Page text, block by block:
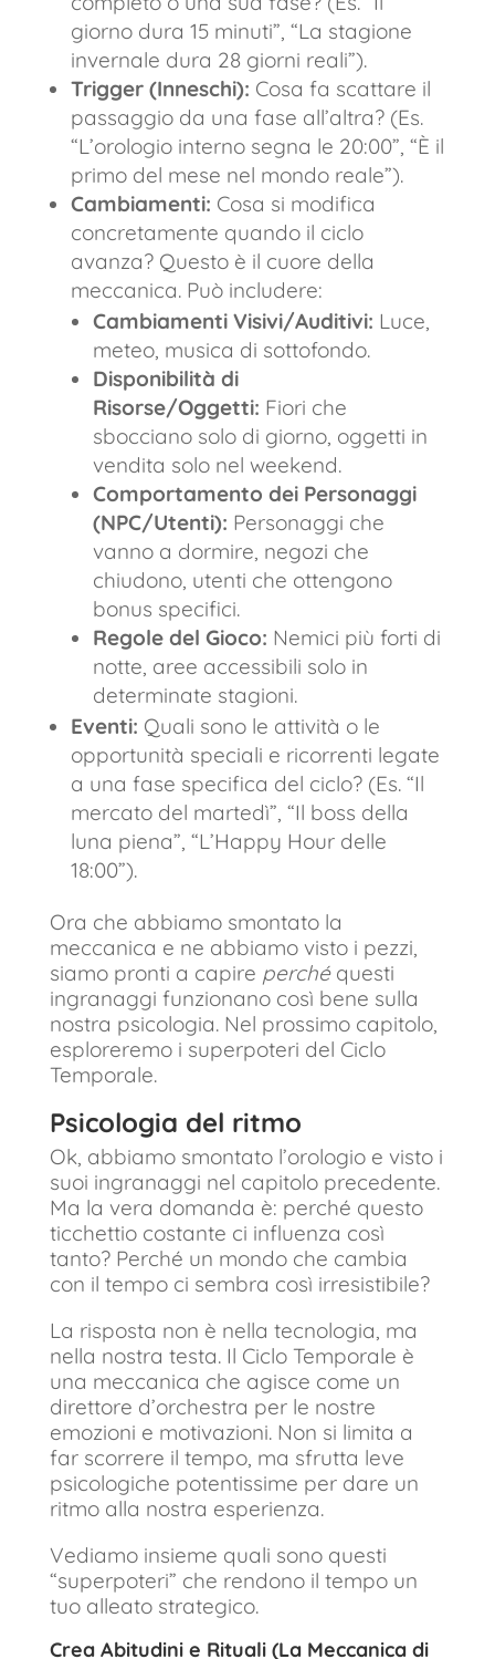
giorno dura 15 minuti”, “La stagione
invernale dura 28 giorni reali”).
Trigger (Inneschi): Cosa fa scattare il
passaggio da una fase all’altra? (Es.
“L’orologio interno segna le 20:00”, “È il
primo del mese nel mondo reale”).
Cambiamenti: Cosa si modifica
concretamente quando il ciclo
avanza? Questo è il cuore della
meccanica. Può includere:
Cambiamenti Visivi/Auditivi: Luce,
meteo, musica di sottofondo.
Disponibilità di
Risorse/Oggetti: Fiori che
sbocciano solo di giorno, oggetti in
vendita solo nel weekend.
Comportamento dei Personaggi
(NPC/Utenti): Personaggi che
vanno a dormire, negozi che
chiudono, utenti che ottengono
bonus specifici.
Regole del Gioco: Nemici più forti di
notte, aree accessibili solo in
determinate stagioni.
Eventi: Quali sono le attività o le
opportunità speciali e ricorrenti legate
a una fase specifica del ciclo? (Es. “Il
mercato del martedì”, “Il boss della
luna piena”, “L’Happy Hour delle
18:00”).
Ora che abbiamo smontato la
meccanica e ne abbiamo visto i pezzi,
siamo pronti a capire perchéquesti
ingranaggi funzionano così bene sulla
nostra psicologia. Nel prossimo capitolo,
esploreremo i superpoteri del Ciclo
Temporale.
Psicologia del ritmo
Ok, abbiamo smontato l’orologio e visto i
suoi ingranaggi nel capitolo precedente.
Ma la vera domanda è: perché questo
ticchettio costante ci influenza così
tanto? Perché un mondo che cambia
con il tempo ci sembra così irresistibile?
La risposta non è nella tecnologia, ma
nella nostra testa. Il Ciclo Temporale è
una meccanica che agisce come un
direttore d’orchestra per le nostre
emozioni e motivazioni. Non si limita a
far scorrere il tempo, ma sfrutta leve
psicologiche potentissime per dare un
ritmo alla nostra esperienza.
Vediamo insieme quali sono questi
“superpoteri” che rendono il tempo un
tuo alleato strategico.
Crea Abitudini e Rituali (La Meccanica di